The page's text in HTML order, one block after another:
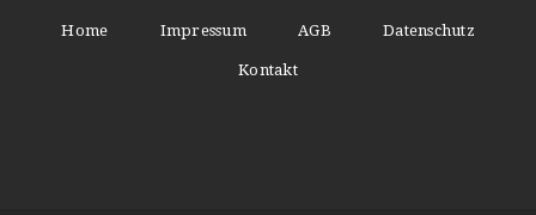
Home Impressum AGB Datenschutz
Kontakt